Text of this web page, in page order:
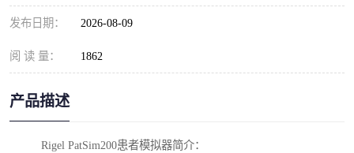
发布日期： 2026-08-09
阅 读 量： 1862
产品描述
Rigel PatSim200患者模拟器简介：